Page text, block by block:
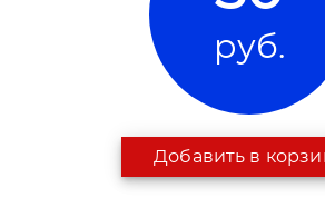
руб.
Добавить в